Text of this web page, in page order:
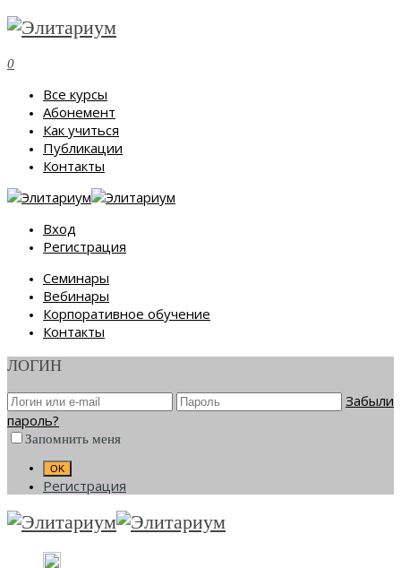
0
Все курсы
Абонемент
Как учиться
Публикации
Контакты
Вход
Регистрация
Семинары
Вебинары
Корпоративное обучение
Контакты
ЛОГИН
Забыли
пароль?
Запомнить меня
Регистрация